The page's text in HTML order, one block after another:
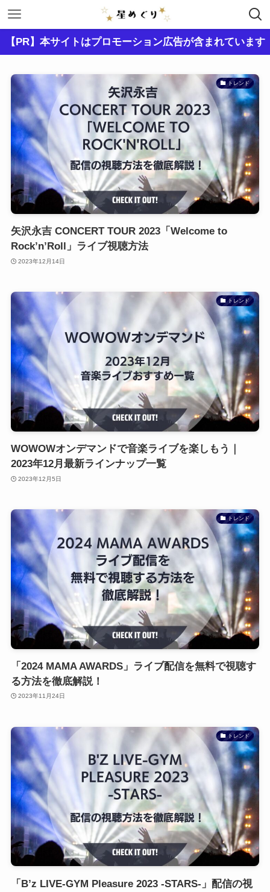
【PR】本サイトはプロモーション広告が含まれています
トレンド
矢沢永吉 CONCERT TOUR 2023「Welcome to
Rock’n’Roll」ライブ視聴方法
2023年12月14日
トレンド
WOWOWオンデマンドで音楽ライブを楽しもう｜
2023年12月最新ラインナップ一覧
2023年12月5日
トレンド
「2024 MAMA AWARDS」ライブ配信を無料で視聴す
る方法を徹底解説！
2023年11月24日
トレンド
「B’z LIVE-GYM Pleasure 2023 -STARS-」配信の視